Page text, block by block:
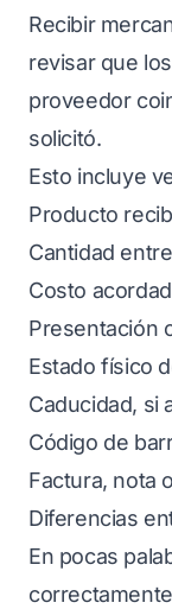
Recibir
revisar que
proveedor
solicitó.
Esto incluye
Producto
Cantidad
Costo
Presentación
Estado físico
Caducidad, si
Código de
Factura, nota
Diferencias
En pocas